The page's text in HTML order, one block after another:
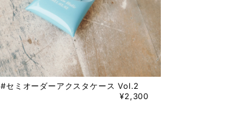
#セミオーダーアクスタケース Vol.2
¥2,300